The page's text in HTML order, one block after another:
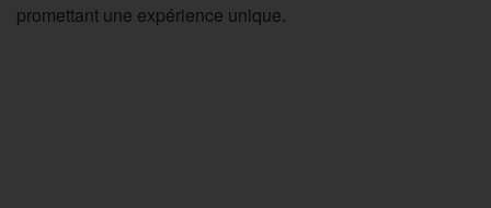
promettant une expérience unique.